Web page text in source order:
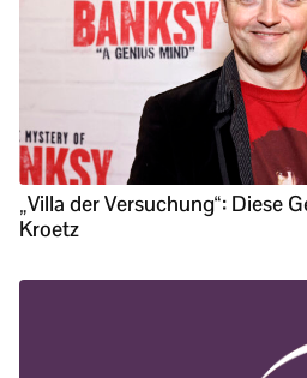
„Villa der Versuchung“: Diese
Kroetz